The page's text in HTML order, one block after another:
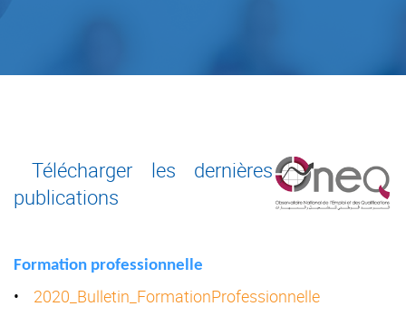
Télécharger les dernières
publications
Formation professionnelle
• 2020_Bulletin_FormationProfessionnelle